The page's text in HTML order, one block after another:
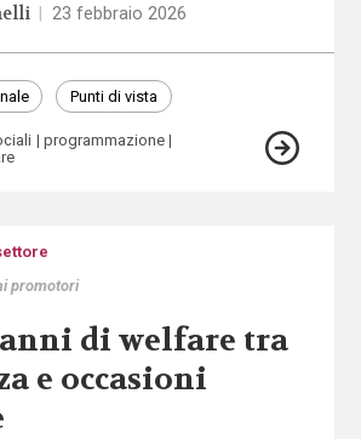
23 febbraio 2026
Punti di vista
programmazione
promotori
di welfare tra
e occasioni